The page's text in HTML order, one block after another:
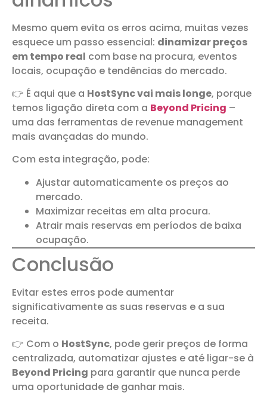
Mesmo quem evita os erros acima, muitas vezes
esquece um passo essencial: dinamizar preços
em tempo real com base na procura, eventos
locais, ocupação e tendências do mercado.
👉 É aqui que a HostSync vai mais longe, porque
temos ligação direta com a Beyond Pricing –
uma das ferramentas de revenue management
mais avançadas do mundo.
Com esta integração, pode:
Ajustar automaticamente os preços ao
mercado.
Maximizar receitas em alta procura.
Atrair mais reservas em períodos de baixa
ocupação.
Conclusão
Evitar estes erros pode aumentar
significativamente as suas reservas e a sua
receita.
👉 Com o HostSync, pode gerir preços de forma
centralizada, automatizar ajustes e até ligar-se à
Beyond Pricing para garantir que nunca perde
uma oportunidade de ganhar mais.